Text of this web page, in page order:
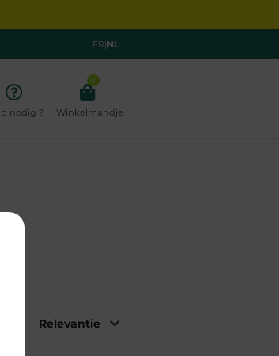
FR|NL
nodig ?
0
Winkelmandje